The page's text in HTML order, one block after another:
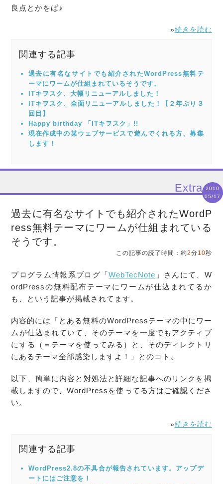
良点とかをば♪
»続きを読む
関連する記事
過去に有名なサイトでも紹介されたWordPress無料テ
ーマにワームが仕組まれているそうです。
ITキヲスク、大幅リニューアルしました！
ITキヲスク、全面リニューアルしました！【２年ぶり３
回目】
Happy birthday 「ITキヲスク」!!
現在作成中の某ウェブサービスで遊んでくれる方、募集
します！
Extra 2010
05/17
過去に有名なサイトでも紹介されたWordP
ress無料テーマにワームが仕組まれている
そうです。
この記事の読了時間：約2分10秒
プログラム情報系ブログ「WebTecNote 」さんにて、W
ordPressの無料配布テーマにワームが仕込まれてるか
も、という記事が掲載されてます。
内容的には「とある無料のWordPressテーマの中にワー
ムが仕込まれていて、そのテーマを一度でもアクティブ
にする（＝テーマを使ってみる）と、そのディレクトリ
にあるテーマ全部感染しますよ！」とのコト。
以下、簡単に内容と対処法と詳細な記事へのリンクを掲
載しますので、WordPressを使ってる方はご確認くださ
い。
»続きを読む
関連する記事
WordPress2.8の不具合が報告されています。アップデ
ートにはご注意を！